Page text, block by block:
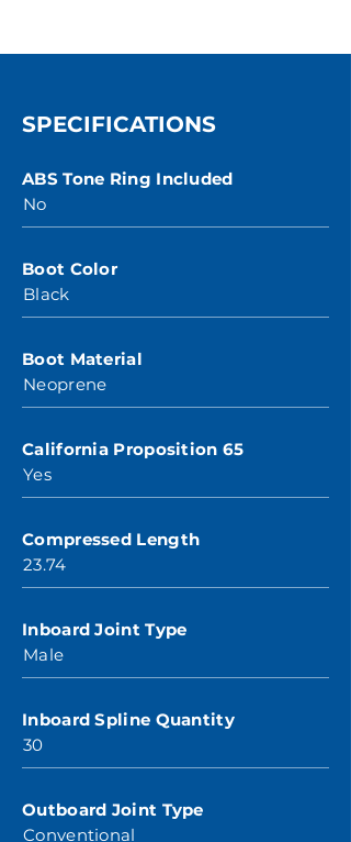
SPECIFICATIONS
ABS Tone Ring Included
No
Boot Color
Black
Boot Material
Neoprene
California Proposition 65
Yes
Compressed Length
23.74
Inboard Joint Type
Male
Inboard Spline Quantity
30
Outboard Joint Type
Conventional